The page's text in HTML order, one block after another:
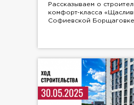
Рассказываем о
комфорт-класса
Софиевской Борщаговке.